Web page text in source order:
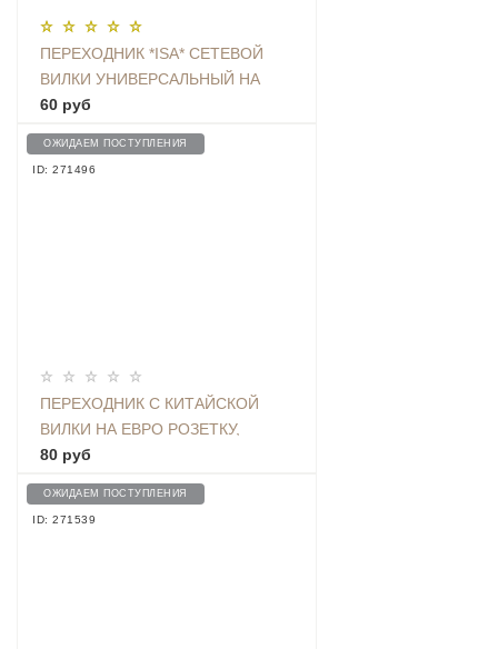
ПЕРЕХОДНИК *ISA* СЕТЕВОЙ
ВИЛКИ УНИВЕРСАЛЬНЫЙ НА
ЕВРО С ЗАЗЕМЛЕНИЕМ KT-168
60 руб
ОЖИДАЕМ ПОСТУПЛЕНИЯ
ID: 271496
ПЕРЕХОДНИК С КИТАЙСКОЙ
ВИЛКИ НА ЕВРО РОЗЕТКУ,
БЕЛЫЙ
80 руб
ОЖИДАЕМ ПОСТУПЛЕНИЯ
ID: 271539